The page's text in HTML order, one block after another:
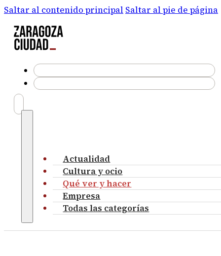
Saltar al contenido principal Saltar al pie de página
Actualidad
Cultura y ocio
Qué ver y hacer
Empresa
Todas las categorías